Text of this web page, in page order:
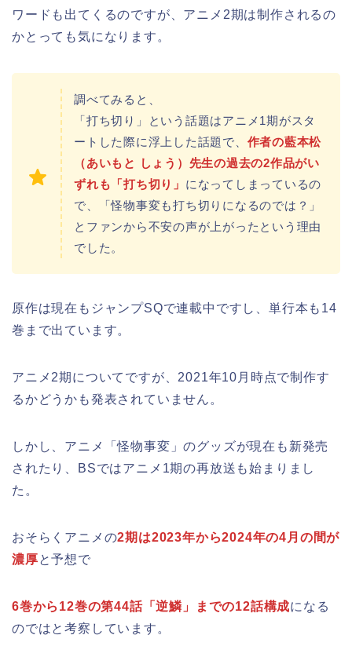
ワードも出てくるのですが、アニメ2期は制作されるの
かとっても気になります。
調べてみると、
「打ち切り」という話題はアニメ1期がスタ
ートした際に浮上した話題で、 作者の藍本松
（あいもと しょう）先生の過去の2作品がい
ずれも「打ち切り」 になってしまっているの
で、「怪物事変も打ち切りになるのでは？」
とファンから不安の声が上がったという理由
でした。
原作は現在もジャンプSQで連載中ですし、単行本も14
巻まで出ています。
アニメ2期についてですが、2021年10月時点で制作す
るかどうかも発表されていません。
しかし、アニメ「怪物事変」のグッズが現在も新発売
されたり、BSではアニメ1期の再放送も始まりまし
た。
おそらくアニメの2期は2023年から2024年の4月の間が
濃厚と予想で
6巻から12巻の第44話「逆鱗」までの12話構成になる
のではと考察しています。